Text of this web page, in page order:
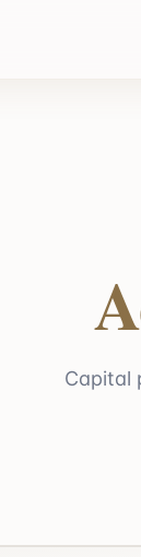
Capital